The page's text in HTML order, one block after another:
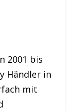
2001 bis
Händler in
mit